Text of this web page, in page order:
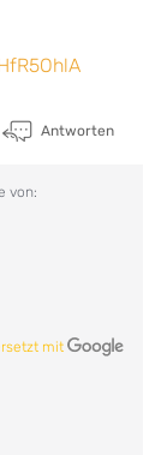
Antworten
von:
mit